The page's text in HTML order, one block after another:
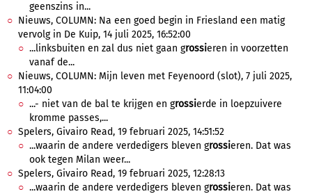
geenszins in...
Nieuws, COLUMN: Na een goed begin in Friesland een matig
vervolg in De Kuip, 14 juli 2025, 16:52:00
...linksbuiten en zal dus niet gaan grossieren in voorzetten
vanaf de...
Nieuws, COLUMN: Mijn leven met Feyenoord (slot), 7 juli 2025,
11:04:00
...- niet van de bal te krijgen en grossierde in loepzuivere
kromme passes,...
Spelers, Givairo Read, 19 februari 2025, 14:51:52
...waarin de andere verdedigers bleven grossieren. Dat was
ook tegen Milan weer...
Spelers, Givairo Read, 19 februari 2025, 12:28:13
...waarin de andere verdedigers bleven grossieren. Dat was